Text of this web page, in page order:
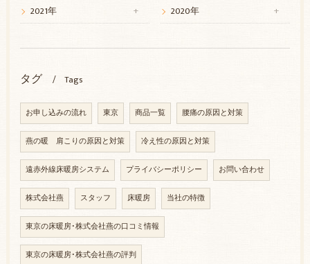
2021年
2020年
タグ Tags
お申し込みの流れ 東京 商品一覧 腰痛の原因と対策
燕の暖 肩こりの原因と対策 冷え性の原因と対策
遠赤外線床暖房システム プライバシーポリシー お問い合わせ
株式会社燕 スタッフ 床暖房 当社の特徴
東京の床暖房･株式会社燕の口コミ情報
東京の床暖房･株式会社燕の評判